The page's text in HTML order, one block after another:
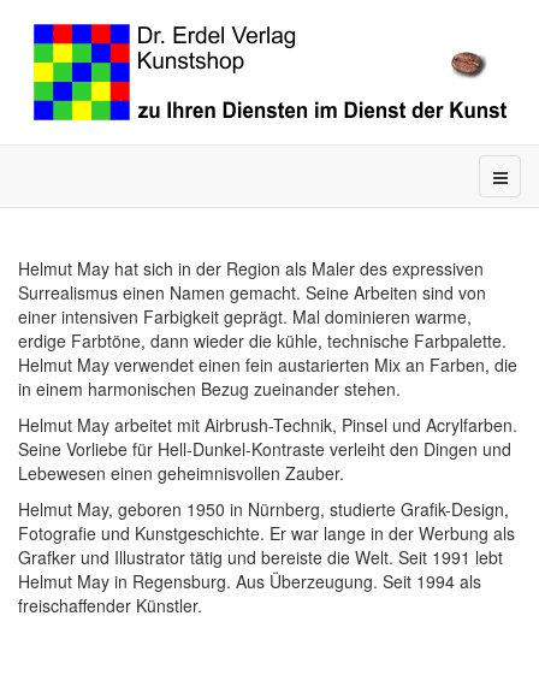
Helmut May hat sich in der Region als Maler des expressiven
Surrealismus einen Namen gemacht. Seine Arbeiten sind von
einer intensiven Farbigkeit geprägt. Mal dominieren warme,
erdige Farbtöne, dann wieder die kühle, technische Farbpalette.
Helmut May verwendet einen fein austarierten Mix an Farben, die
in einem harmonischen Bezug zueinander stehen.
Helmut May arbeitet mit Airbrush-Technik, Pinsel und Acrylfarben.
Seine Vorliebe für Hell-Dunkel-Kontraste verleiht den Dingen und
Lebewesen einen geheimnisvollen Zauber.
Helmut May, geboren 1950 in Nürnberg, studierte Grafik-Design,
Fotografie und Kunstgeschichte. Er war lange in der Werbung als
Grafker und Illustrator tätig und bereiste die Welt. Seit 1991 lebt
Helmut May in Regensburg. Aus Überzeugung. Seit 1994 als
freischaffender Künstler.